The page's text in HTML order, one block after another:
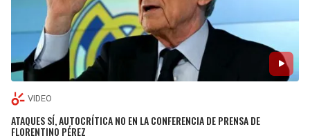
VIDEO
ATAQUES SÍ, AUTOCRÍTICA NO EN LA CONFERENCIA DE PRENSA DE
FLORENTINO PÉREZ